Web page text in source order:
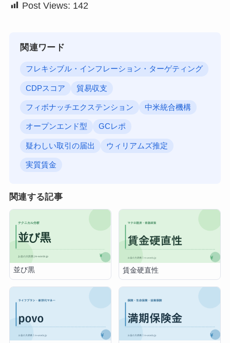
Post Views: 142
関連ワード
フレキシブル・インフレーション・ターゲティング
CDPスコア 貿易収支
フィボナッチエクステンション 中米統合機構
オープンエンド型 GCレポ
疑わしい取引の届出 ウィリアムズ推定
実質賃金
関連する記事
並び黒 賃金硬直性